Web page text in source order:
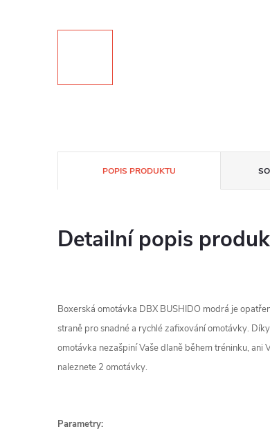
POPIS PRODUKTU
Detailní popis
Boxerská omotávka DBX BUSHIDO modrá je
straně pro snadné a rychlé zafixování omotávky.
omotávka nezašpiní Vaše dlaně během tréninku, ani
naleznete 2 omotávky.
Parametry: